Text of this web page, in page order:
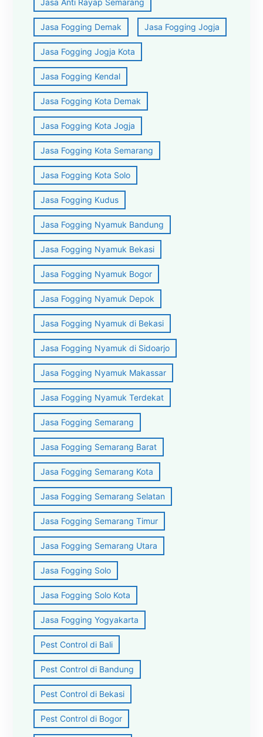
Jasa Fogging Demak Jasa Fogging Jogja
Jasa Fogging Jogja Kota
Jasa Fogging Kendal
Jasa Fogging Kota Demak
Jasa Fogging Kota Jogja
Jasa Fogging Kota Semarang
Jasa Fogging Kota Solo
Jasa Fogging Kudus
Jasa Fogging Nyamuk Bandung
Jasa Fogging Nyamuk Bekasi
Jasa Fogging Nyamuk Bogor
Jasa Fogging Nyamuk Depok
Jasa Fogging Nyamuk di Bekasi
Jasa Fogging Nyamuk di Sidoarjo
Jasa Fogging Nyamuk Makassar
Jasa Fogging Nyamuk Terdekat
Jasa Fogging Semarang
Jasa Fogging Semarang Barat
Jasa Fogging Semarang Kota
Jasa Fogging Semarang Selatan
Jasa Fogging Semarang Timur
Jasa Fogging Semarang Utara
Jasa Fogging Solo
Jasa Fogging Solo Kota
Jasa Fogging Yogyakarta
Pest Control di Bali
Pest Control di Bandung
Pest Control di Bekasi
Pest Control di Bogor